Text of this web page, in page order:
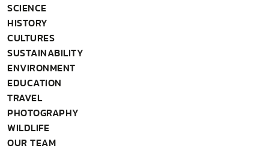
SCIENCE
HISTORY
CULTURES
SUSTAINABILITY
ENVIRONMENT
EDUCATION
TRAVEL
PHOTOGRAPHY
WILDLIFE
OUR TEAM